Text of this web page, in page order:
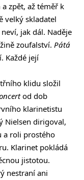
zpět, až téměř k
velký skladatel
jak dál. Naděje
zoufalství. Pátá
Každé její
klidu složil
od dob
klarinetistu
Nielsen dirigoval,
a roli prostého
Klarinet pokládá
jistotou.
nestraní ani